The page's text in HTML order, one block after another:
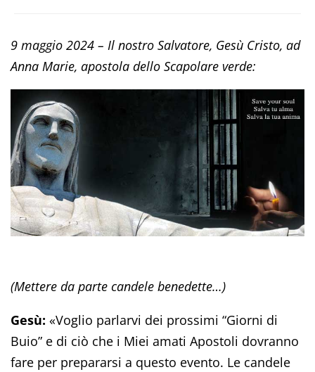
9 maggio 2024 – Il nostro Salvatore, Gesù Cristo, ad
Anna Marie, apostola dello Scapolare verde:
(Mettere da parte candele benedette…)
Gesù: «Voglio parlarvi dei prossimi “Giorni di
Buio” e di ciò che i Miei amati Apostoli dovranno
fare per prepararsi a questo evento. Le candele